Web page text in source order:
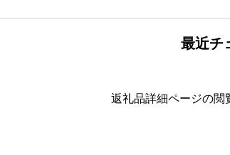
最近チ
返礼品詳細ページの閲